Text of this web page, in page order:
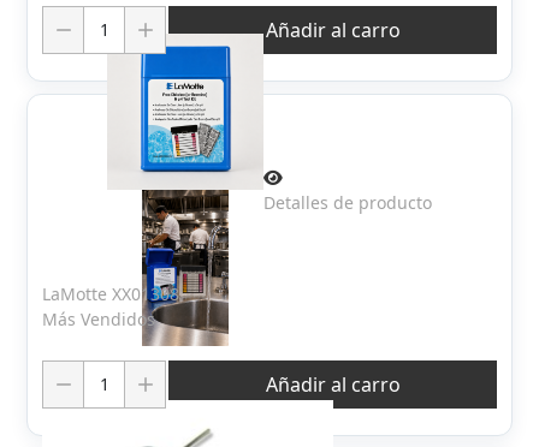
Añadir al carro
Detalles de producto
LaMotte XX01308
Más Vendidos
Añadir al carro